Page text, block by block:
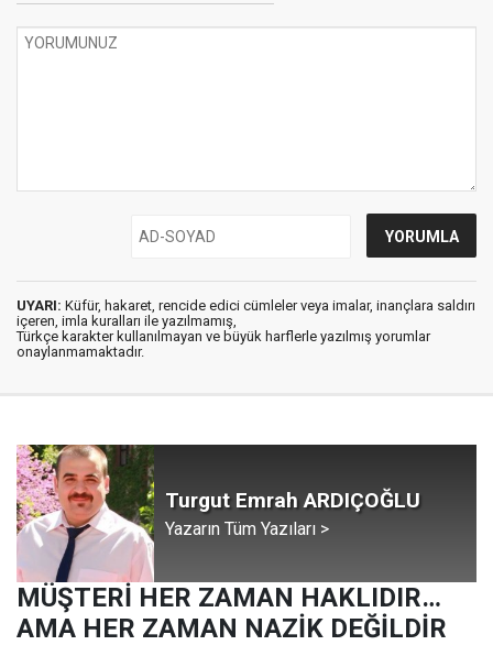
UYARI: Küfür, hakaret, rencide edici cümleler veya imalar, inançlara saldırı
içeren, imla kuralları ile yazılmamış,
Türkçe karakter kullanılmayan ve büyük harflerle yazılmış yorumlar
onaylanmamaktadır.
Turgut Emrah ARDIÇOĞLU
Yazarın Tüm Yazıları >
MÜŞTERİ HER ZAMAN HAKLIDIR…
AMA HER ZAMAN NAZİK DEĞİLDİR